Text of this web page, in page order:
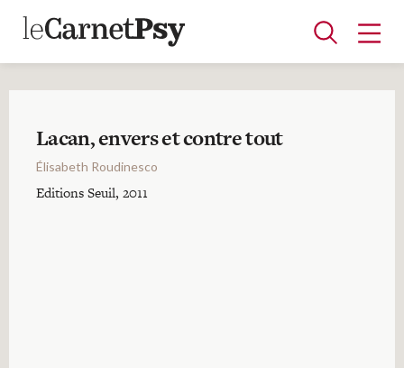
Articles
Lacan, envers et contre tout
Élisabeth Roudinesco
Editions Seuil, 2011